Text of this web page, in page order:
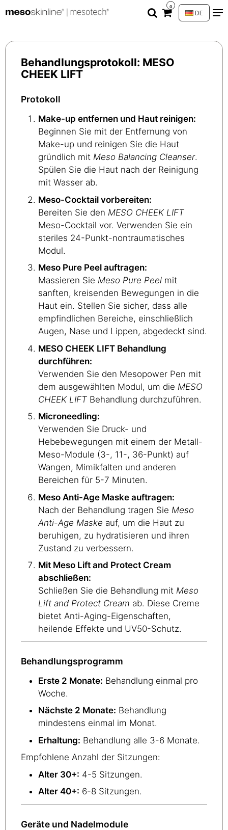
0
DE
Behandlungsprotokoll: MESO
CHEEK LIFT
Protokoll
Make-up entfernen und Haut reinigen:
Beginnen Sie mit der Entfernung von
Make-up und reinigen Sie die Haut
gründlich mit Meso Balancing Cleanser.
Spülen Sie die Haut nach der Reinigung
mit Wasser ab.
Meso-Cocktail vorbereiten:
Bereiten Sie den MESO CHEEK LIFT
Meso-Cocktail vor. Verwenden Sie ein
steriles 24-Punkt-nontraumatisches
Modul.
Meso Pure Peel auftragen:
Massieren Sie Meso Pure Peel mit
sanften, kreisenden Bewegungen in die
Haut ein. Stellen Sie sicher, dass alle
empfindlichen Bereiche, einschließlich
Augen, Nase und Lippen, abgedeckt sind.
MESO CHEEK LIFT Behandlung
durchführen:
Verwenden Sie den Mesopower Pen mit
dem ausgewählten Modul, um die MESO
CHEEK LIFT Behandlung durchzuführen.
Microneedling:
Verwenden Sie Druck- und
Hebebewegungen mit einem der Metall-
Meso-Module (3-, 11-, 36-Punkt) auf
Wangen, Mimikfalten und anderen
Bereichen für 5-7 Minuten.
Meso Anti-Age Maske auftragen:
Nach der Behandlung tragen Sie Meso
Anti-Age Maske auf, um die Haut zu
beruhigen, zu hydratisieren und ihren
Zustand zu verbessern.
Mit Meso Lift and Protect Cream
abschließen:
Schließen Sie die Behandlung mit Meso
Lift and Protect Cream ab. Diese Creme
bietet Anti-Aging-Eigenschaften,
heilende Effekte und UV50-Schutz.
Behandlungsprogramm
Erste 2 Monate: Behandlung einmal pro
Woche.
Nächste 2 Monate: Behandlung
mindestens einmal im Monat.
Erhaltung: Behandlung alle 3-6 Monate.
Empfohlene Anzahl der Sitzungen:
Alter 30+: 4-5 Sitzungen.
Alter 40+: 6-8 Sitzungen.
Geräte und Nadelmodule